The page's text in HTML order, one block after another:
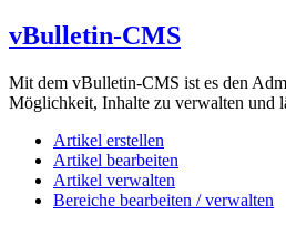
vBulletin-CMS
Mit dem vBulletin-CMS ist es den
Möglichkeit, Inhalte zu verwalten und
Artikel erstellen
Artikel bearbeiten
Artikel verwalten
Bereiche bearbeiten / verwalten